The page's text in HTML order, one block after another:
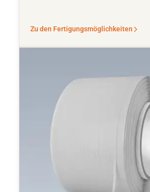
Zu den Fertigungsmöglichkeiten